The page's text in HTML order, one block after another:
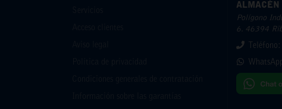
ALMACÉN
Polígono
6. 46394